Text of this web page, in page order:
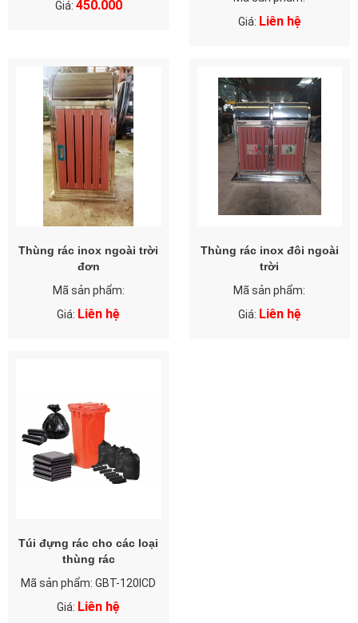
Giá: 450.000
Giá: Liên hệ
Thùng rác inox ngoài trời
đơn
Mã sản phẩm:
Giá: Liên hệ
Thùng rác inox đôi ngoài
trời
Mã sản phẩm:
Giá: Liên hệ
Túi đựng rác cho các loại
thùng rác
Mã sản phẩm: GBT-120ICD
Giá: Liên hệ